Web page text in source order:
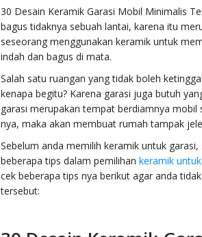
30 Desain Keramik Garasi Mobil Minimalis
bagus tidaknya sebuah lantai, karena itu
seseorang menggunakan keramik untuk
indah dan bagus di mata.
Salah satu ruangan yang tidak boleh
kenapa begitu? Karena garasi juga butuh
garasi merupakan tempat berdiamnya mobil
nya, maka akan membuat rumah tampak
Sebelum anda memilih keramik untuk
beberapa tips dalam pemilihan keramik
cek beberapa tips nya berikut agar anda
tersebut: